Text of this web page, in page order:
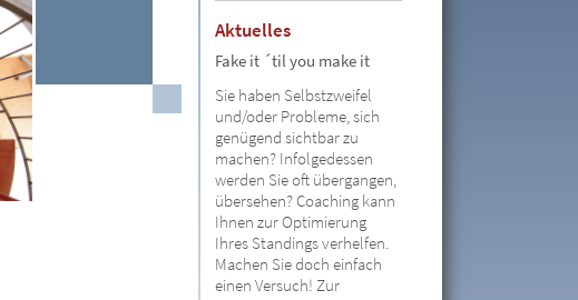
Aktuelles
Fake it ´til you make it
Sie haben Selbstzweifel
und/oder Probleme, sich
genügend sichtbar zu
machen? Infolgedessen
werden Sie oft übergangen,
übersehen? Coaching kann
Ihnen zur Optimierung
Ihres Standings verhelfen.
Machen Sie doch einfach
einen Versuch! Zur